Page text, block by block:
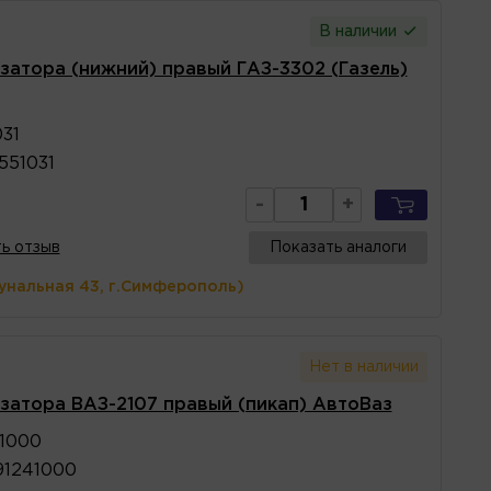
В наличии
(нижний) правый ГАЗ-3302 (Газель)
- +
отзыв Показать аналоги
43, г.Симферополь)
Нет в наличии
ВАЗ-2107 правый (пикап) АвтоВаз